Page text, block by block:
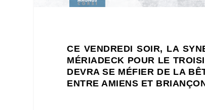
CE VENDREDI SOIR, LA
MÉRIADECK POUR LE
DEVRA SE MÉFIER DE LA
ENTRE AMIENS ET